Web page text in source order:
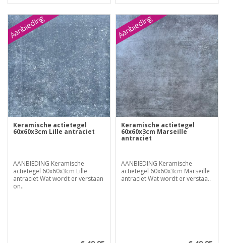
Aanbieding
Keramische actietegel
60x60x3cm Lille antraciet
AANBIEDING Keramische
actietegel 60x60x3cm Lille
antraciet Wat wordt er verstaan
on..
Aanbieding
Keramische actietegel
60x60x3cm Marseille
antraciet
AANBIEDING Keramische
actietegel 60x60x3cm Marseille
antraciet Wat wordt er verstaa..